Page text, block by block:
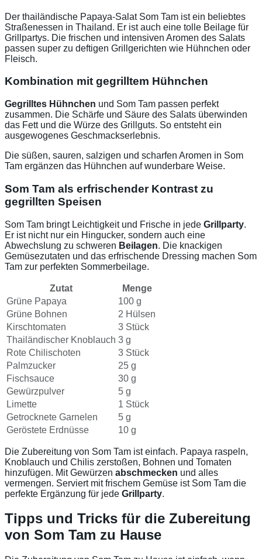
Der thailändische Papaya-Salat Som Tam ist ein beliebtes
Straßenessen in Thailand. Er ist auch eine tolle Beilage für
Grillpartys. Die frischen und intensiven Aromen des Salats
passen super zu deftigen Grillgerichten wie Hühnchen oder
Fleisch.
Kombination mit gegrilltem Hühnchen
Gegrilltes Hühnchen und Som Tam passen perfekt
zusammen. Die Schärfe und Säure des Salats überwinden
das Fett und die Würze des Grillguts. So entsteht ein
ausgewogenes Geschmackserlebnis.
Die süßen, sauren, salzigen und scharfen Aromen in Som
Tam ergänzen das Hühnchen auf wunderbare Weise.
Som Tam als erfrischender Kontrast zu
gegrillten Speisen
Som Tam bringt Leichtigkeit und Frische in jede Grillparty.
Er ist nicht nur ein Hingucker, sondern auch eine
Abwechslung zu schweren Beilagen. Die knackigen
Gemüsezutaten und das erfrischende Dressing machen Som
Tam zur perfekten Sommerbeilage.
Zutat
Menge
Grüne Papaya
100 g
Grüne Bohnen
2 Hülsen
Kirschtomaten
3 Stück
Thailändischer Knoblauch 3 g
Rote Chilischoten
3 Stück
Palmzucker
25 g
Fischsauce
30 g
Gewürzpulver
5 g
Limette
1 Stück
Getrocknete Garnelen
5 g
Geröstete Erdnüsse
10 g
Die Zubereitung von Som Tam ist einfach. Papaya raspeln,
Knoblauch und Chilis zerstoßen, Bohnen und Tomaten
hinzufügen. Mit Gewürzen abschmecken und alles
vermengen. Serviert mit frischem Gemüse ist Som Tam die
perfekte Ergänzung für jede Grillparty.
Tipps und Tricks für die Zubereitung
von Som Tam zu Hause